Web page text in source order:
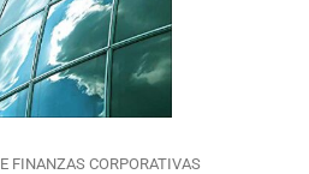
FINANZAS CORPORATIVAS